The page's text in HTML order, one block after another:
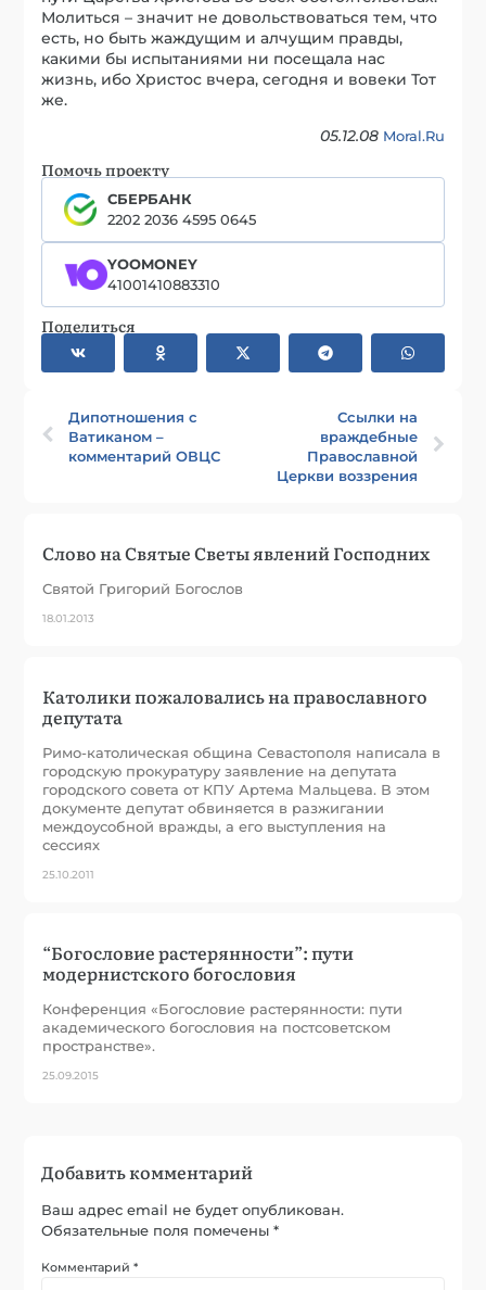
Молиться – значит не довольствоваться тем, что
есть, но быть жаждущим и алчущим правды,
какими бы испытаниями ни посещала нас
жизнь, ибо Христос вчера, сегодня и вовеки Тот
же.
05.12.08 Moral.Ru
Помочь проекту
СБЕРБАНК
2202 2036 4595 0645
YOOMONEY
41001410883310
Поделиться
Дипотношения с
Ватиканом –
комментарий ОВЦС
Ссылки на
враждебные
Православной
Церкви воззрения
Слово на Святые Светы явлений Господних
Святой Григорий Богослов
18.01.2013
Католики пожаловались на православного
депутата
Римо-католическая община Севастополя написала в
городскую прокуратуру заявление на депутата
городского совета от КПУ Артема Мальцева. В этом
документе депутат обвиняется в разжигании
междоусобной вражды, а его выступления на
сессиях
25.10.2011
“Богословие растерянности”: пути
модернистского богословия
Конференция «Богословие растерянности: пути
академического богословия на постсоветском
пространстве».
25.09.2015
Добавить комментарий
Ваш адрес email не будет опубликован.
Обязательные поля помечены*
Комментарий*